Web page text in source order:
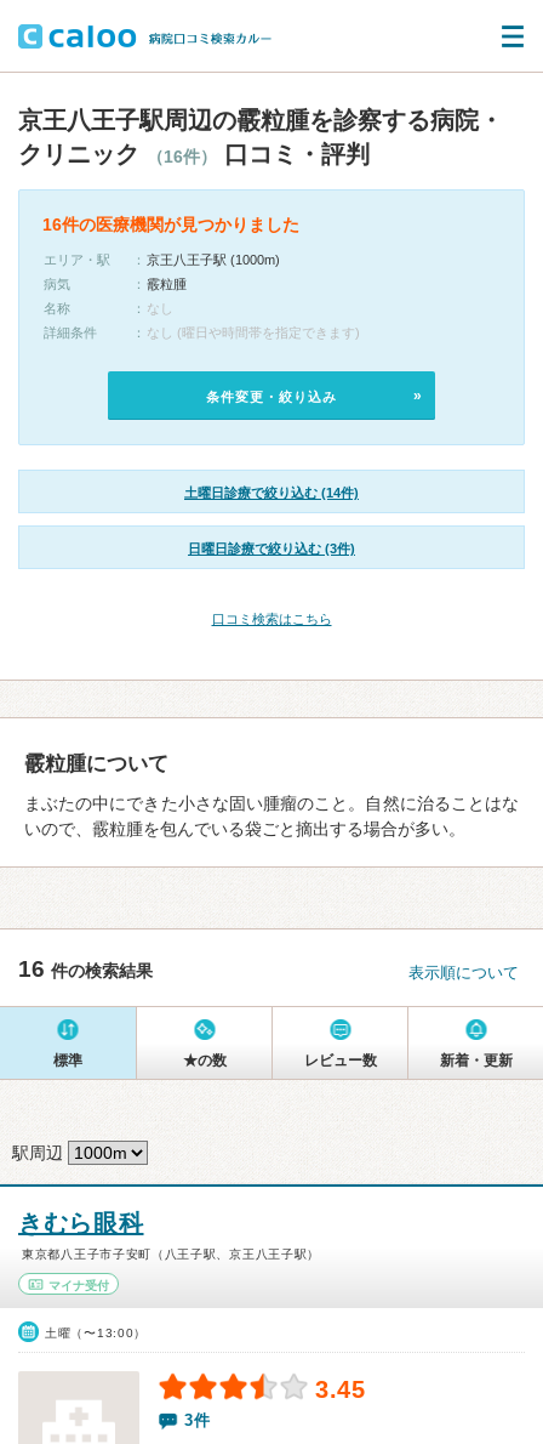
京王八王子駅周辺の霰粒腫を診察する病院・
クリニック
（16件） 口コミ・評判
16件の医療機関が見つかりました
エリア・駅
京王八王子駅 (1000m)
病気
霰粒腫
名称
なし
詳細条件
なし (曜日や時間帯を指定できます)
条件変更・絞り込み
土曜日診療で絞り込む (14件)
日曜日診療で絞り込む (3件)
口コミ検索はこちら
霰粒腫について
まぶたの中にできた小さな固い腫瘤のこと。自然に治ることはな
いので、霰粒腫を包んでいる袋ごと摘出する場合が多い。
16 件の検索結果 表示順について
標準 ★の数 レビュー数 新着・更新
駅周辺
きむら眼科
東京都八王子市子安町（八王子駅、京王八王子駅）
マイナ受付
土曜（〜13:00）
3.45
3件